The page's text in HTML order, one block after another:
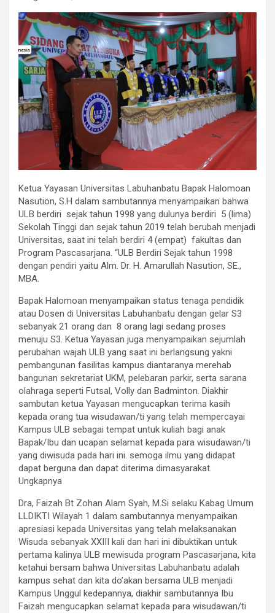
Ketua Yayasan Universitas Labuhanbatu Bapak Halomoan
Nasution, S.H dalam sambutannya menyampaikan bahwa
ULB berdiri sejak tahun 1998 yang dulunya berdiri 5 (lima)
Sekolah Tinggi dan sejak tahun 2019 telah berubah menjadi
Universitas, saat ini telah berdiri 4 (empat) fakultas dan
Program Pascasarjana. “ULB Berdiri Sejak tahun 1998
dengan pendiri yaitu Alm. Dr. H. Amarullah Nasution, SE.,
MBA.
Bapak Halomoan menyampaikan status tenaga pendidik
atau Dosen di Universitas Labuhanbatu dengan gelar S3
sebanyak 21 orang dan 8 orang lagi sedang proses
menuju S3. Ketua Yayasan juga menyampaikan sejumlah
perubahan wajah ULB yang saat ini berlangsung yakni
pembangunan fasilitas kampus diantaranya merehab
bangunan sekretariat UKM, pelebaran parkir, serta sarana
olahraga seperti Futsal, Volly dan Badminton. Diakhir
sambutan ketua Yayasan mengucapkan terima kasih
kepada orang tua wisudawan/ti yang telah mempercayai
Kampus ULB sebagai tempat untuk kuliah bagi anak
Bapak/Ibu dan ucapan selamat kepada para wisudawan/ti
yang diwisuda pada hari ini. semoga ilmu yang didapat
dapat berguna dan dapat diterima dimasyarakat.
Ungkapnya
Dra, Faizah Bt Zohan Alam Syah, M.Si selaku Kabag Umum
LLDIKTI Wilayah 1 dalam sambutannya menyampaikan
apresiasi kepada Universitas yang telah melaksanakan
Wisuda sebanyak XXIII kali dan hari ini dibuktikan untuk
pertama kalinya ULB mewisuda program Pascasarjana, kita
ketahui bersam bahwa Universitas Labuhanbatu adalah
kampus sehat dan kita do’akan bersama ULB menjadi
Kampus Unggul kedepannya, diakhir sambutannya Ibu
Faizah mengucapkan selamat kepada para wisudawan/ti